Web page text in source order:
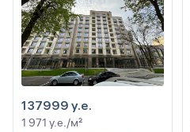
137999 y.e.
1 971 y.e./м²